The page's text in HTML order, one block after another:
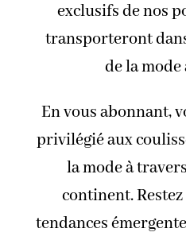
exclusifs de nos
transporteront
de la
En vous abonnant,
privilégié aux
la mode à
continent.
tendances